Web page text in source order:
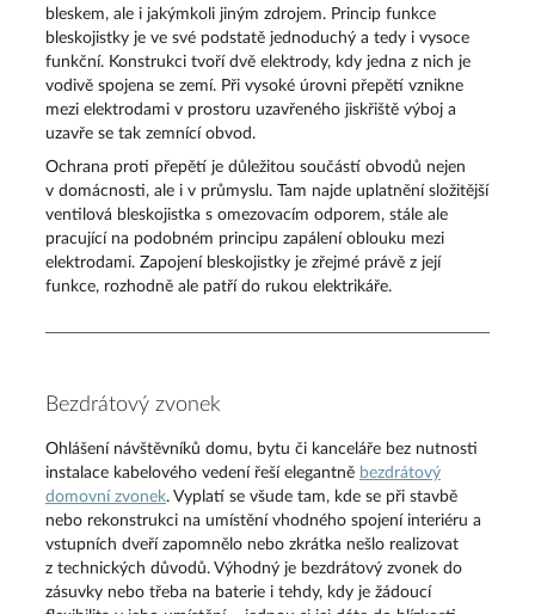
bleskem, ale i jakýmkoli jiným zdrojem. Princip funkce
bleskojistky je ve své podstatě jednoduchý a tedy i vysoce
funkční. Konstrukci tvoří dvě elektrody, kdy jedna z nich je
vodivě spojena se zemí. Při vysoké úrovni přepětí vznikne
mezi elektrodami v prostoru uzavřeného jiskřiště výboj a
uzavře se tak zemnící obvod.
Ochrana proti přepětí je důležitou součástí obvodů nejen
v domácnosti, ale i v průmyslu. Tam najde uplatnění složitější
ventilová bleskojistka s omezovacím odporem, stále ale
pracující na podobném principu zapálení oblouku mezi
elektrodami. Zapojení bleskojistky je zřejmé právě z její
funkce, rozhodně ale patří do rukou elektrikáře.
Bezdrátový zvonek
Ohlášení návštěvníků domu, bytu či kanceláře bez nutnosti
instalace kabelového vedení řeší elegantně bezdrátový
domovní zvonek. Vyplatí se všude tam, kde se při stavbě
nebo rekonstrukci na umístění vhodného spojení interiéru a
vstupních dveří zapomnělo nebo zkrátka nešlo realizovat
z technických důvodů. Výhodný je bezdrátový zvonek do
zásuvky nebo třeba na baterie i tehdy, kdy je žádoucí